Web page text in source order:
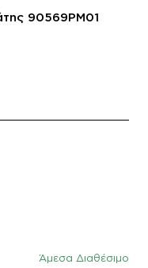
90569PM01
Άμεσα Διαθέσιμο